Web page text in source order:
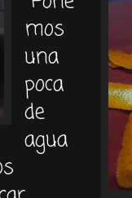
mos
una
poca
de
agua